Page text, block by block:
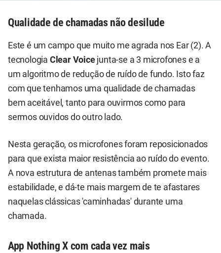
Qualidade de chamadas não desilude
Este é um campo que muito me agrada nos Ear (2). A
tecnologia Clear Voicejunta-se a 3 microfones e a
um algoritmo de redução de ruído de fundo. Isto faz
com que tenhamos uma qualidade de chamadas
bem aceitável, tanto para ouvirmos como para
sermos ouvidos do outro lado.
Nesta geração, os microfones foram reposicionados
para que exista maior resistência ao ruído do evento.
A nova estrutura de antenas também promete mais
estabilidade, e dá-te mais margem de te afastares
naquelas clássicas 'caminhadas' durante uma
chamada.
App Nothing X com cada vez mais